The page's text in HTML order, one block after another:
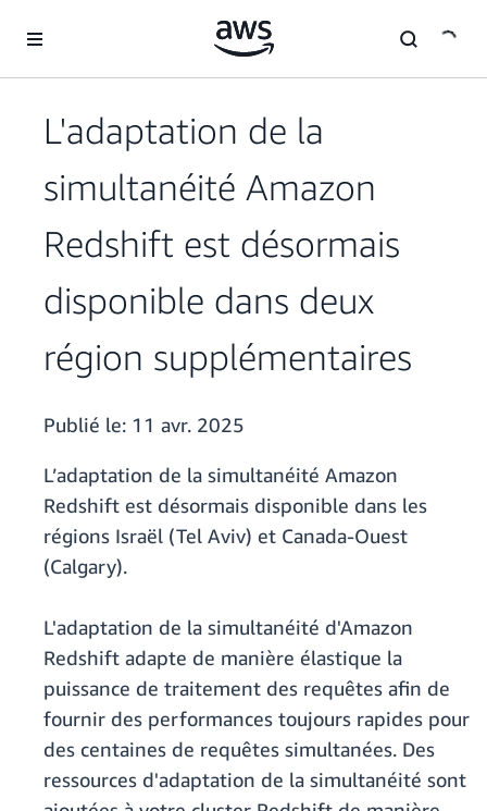
L'adaptation de la
simultanéité Amazon
Redshift est désormais
disponible dans deux
région supplémentaires
Publié le: 11 avr. 2025
L’adaptation de la simultanéité Amazon
Redshift est désormais disponible dans les
régions Israël (Tel Aviv) et Canada-Ouest
(Calgary).
L'adaptation de la simultanéité d'Amazon
Redshift adapte de manière élastique la
puissance de traitement des requêtes afin de
fournir des performances toujours rapides pour
des centaines de requêtes simultanées. Des
ressources d'adaptation de la simultanéité sont